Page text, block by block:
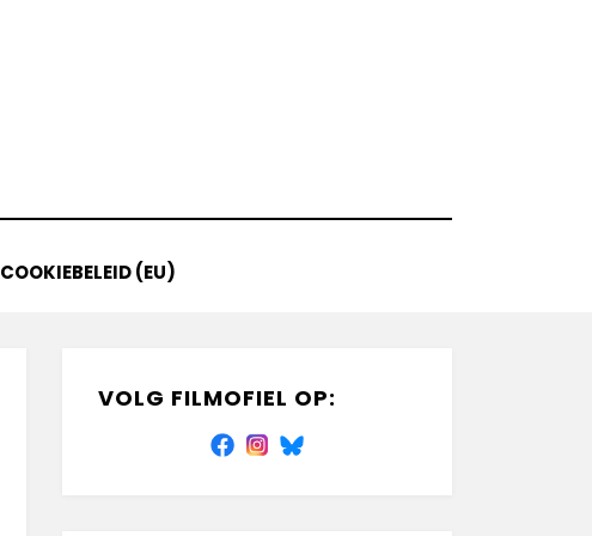
COOKIEBELEID (EU)
VOLG FILMOFIEL OP: